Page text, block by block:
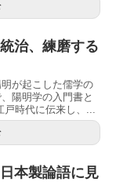
治、練磨する
明が起こした儒学の
陽明学の入門書と
時代に伝来し、...
本製論語に見